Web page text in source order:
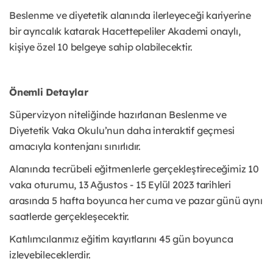
Beslenme ve diyetetik alanında ilerleyeceği kariyerine
bir ayrıcalık katarak Hacettepeliler Akademi onaylı,
kişiye özel 10 belgeye sahip olabilecektir.
Önemli Detaylar
Süpervizyon niteliğinde hazırlanan Beslenme ve
Diyetetik Vaka Okulu’nun daha interaktif geçmesi
amacıyla kontenjanı sınırlıdır.
Alanında tecrübeli eğitmenlerle gerçekleştireceğimiz 10
vaka oturumu, 13 Ağustos - 15 Eylül 2023 tarihleri
arasında 5 hafta boyunca her cuma ve pazar günü aynı
saatlerde gerçekleşecektir.
Katılımcılarımız eğitim kayıtlarını 45 gün boyunca
izleyebileceklerdir.